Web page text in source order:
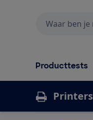
Producttests
Printers